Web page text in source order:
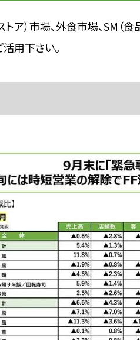
トア）市場、外食市場、SM
用下さい。